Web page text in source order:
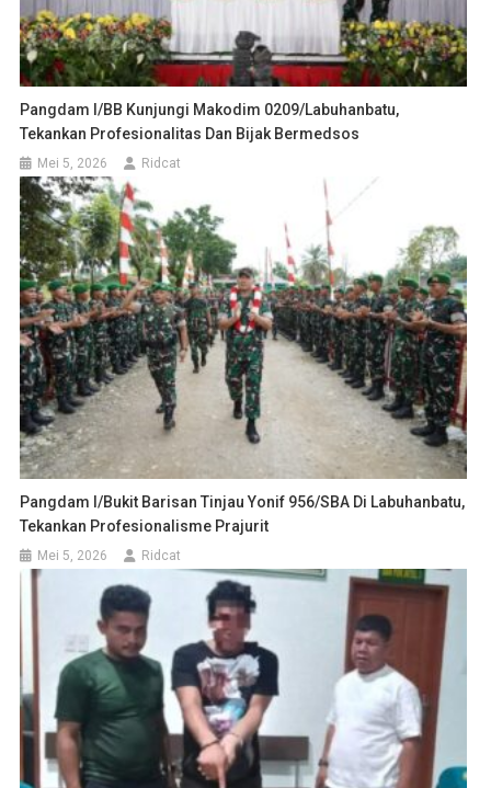
Pangdam I/BB Kunjungi Makodim 0209/Labuhanbatu,
Tekankan Profesionalitas Dan Bijak Bermedsos
Mei 5, 2026 Ridcat
Pangdam I/Bukit Barisan Tinjau Yonif 956/SBA Di Labuhanbatu,
Tekankan Profesionalisme Prajurit
Mei 5, 2026 Ridcat